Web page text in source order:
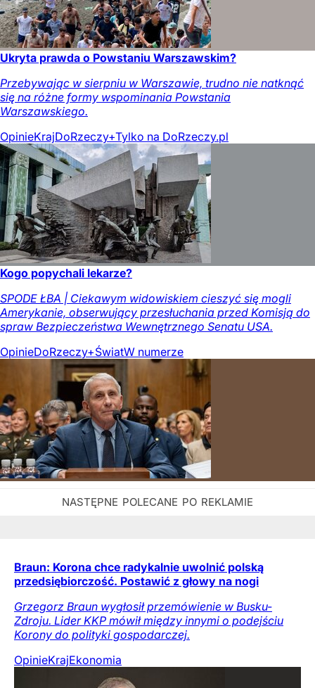
Ukryta prawda o Powstaniu Warszawskim?
Przebywając w sierpniu w Warszawie, trudno nie natknąć
się na różne formy wspominania Powstania
Warszawskiego.
OpinieKrajDoRzeczy+Tylko na DoRzeczy.pl
Kogo popychali lekarze?
SPODE ŁBA | Ciekawym widowiskiem cieszyć się mogli
Amerykanie, obserwujący przesłuchania przed Komisją do
spraw Bezpieczeństwa Wewnętrznego Senatu USA.
OpinieDoRzeczy+ŚwiatW numerze
Braun: Korona chce radykalnie uwolnić polską
przedsiębiorczość. Postawić z głowy na nogi
Grzegorz Braun wygłosił przemówienie w Busku-
Zdroju. Lider KKP mówił między innymi o podejściu
Korony do polityki gospodarczej.
OpinieKrajEkonomia